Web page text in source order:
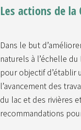
Les actions de la
Dans le but
naturels à l’échelle du
pour objectif d’établir
l’avancement des
du lac et des rivières
recommandations